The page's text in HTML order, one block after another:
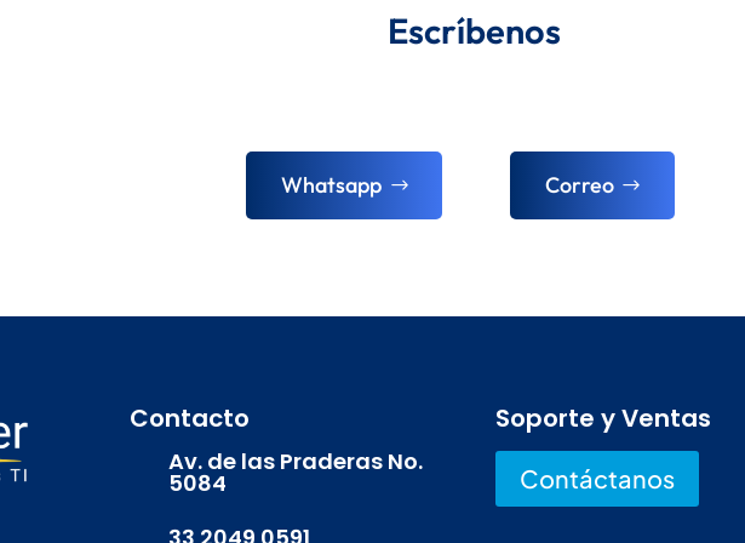
Escríbenos
Whatsapp Correo
Contacto
Av. de las Praderas No.
5084
Soporte y Ventas
Contáctanos